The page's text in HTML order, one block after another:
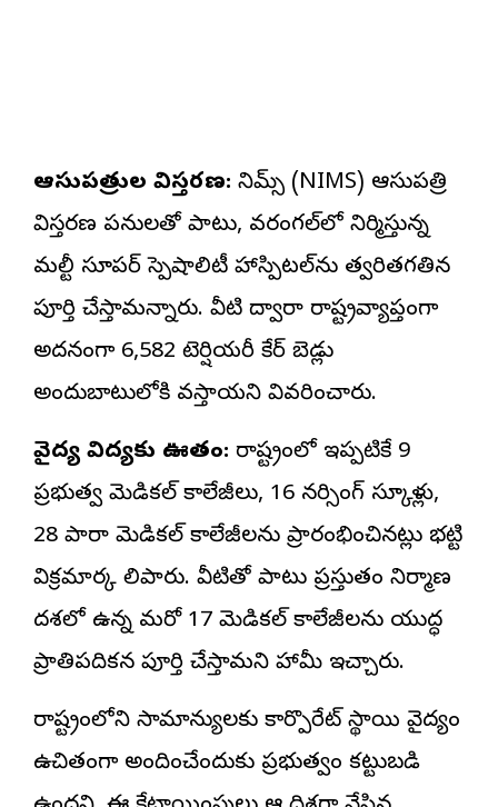
ఆసుపత్రుల విస్తరణ: నిమ్స్ (NIMS) ఆసుపత్రి
విస్తరణ పనులతో పాటు, వరంగల్‌లో నిర్మిస్తున్న
మల్టీ సూపర్ స్పెషాలిటీ హాస్పిటల్‌ను త్వరితగతిన
పూర్తి చేస్తామన్నారు. వీటి ద్వారా రాష్ట్రవ్యాప్తంగా
అదనంగా 6,582 టెర్షియరీ కేర్ బెడ్లు
అందుబాటులోకి వస్తాయని వివరించారు.
వైద్య విద్యకు ఊతం: రాష్ట్రంలో ఇప్పటికే 9
ప్రభుత్వ మెడికల్ కాలేజీలు, 16 నర్సింగ్ స్కూళ్లు,
28 పారా మెడికల్ కాలేజీలను ప్రారంభించినట్లు భట్టి
విక్రమార్క తెలిపారు. వీటితో పాటు ప్రస్తుతం నిర్మాణ
దశలో ఉన్న మరో 17 మెడికల్ కాలేజీలను యుద్ధ
ప్రాతిపదికన పూర్తి చేస్తామని హామీ ఇచ్చారు.
రాష్ట్రంలోని సామాన్యులకు కార్పొరేట్ స్థాయి వైద్యం
ఉచితంగా అందించేందుకు ప్రభుత్వం కట్టుబడి